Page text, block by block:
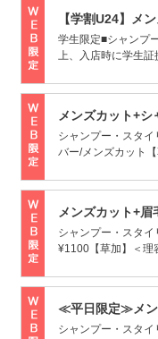
【学割U24】メ
学生限定■シャンプ
上、入店時に学生証
メンズカット+
シャンプー・スタ
バー/メンズカット【
メンズカット+
シャンプー・スタ
¥1100【草加】＜理
≪平日限定≫メン
シャンプー・スタ